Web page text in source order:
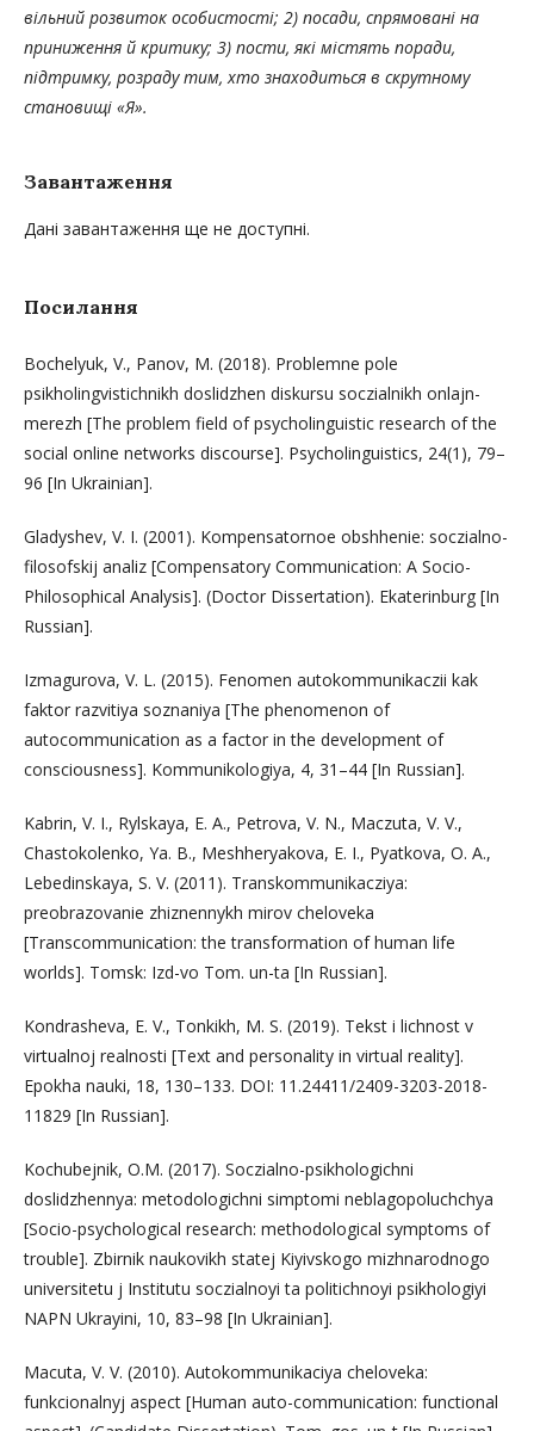
вільний розвиток особистості; 2) посади, спрямовані на
приниження й критику; 3) пости, які містять поради,
підтримку, розраду тим, хто знаходиться в скрутному
становищі «Я».
Завантаження
Дані завантаження ще не доступні.
Посилання
Bochelyuk, V., Panov, M. (2018). Problemne pole
psikholingvistichnikh doslidzhen diskursu soczialnikh onlajn-
merezh [The problem field of psycholinguistic research of the
social online networks discourse]. Psycholinguistics, 24(1), 79–
96 [In Ukrainian].
Gladyshev, V. I. (2001). Kompensatornoe obshhenie: soczialno-
filosofskij analiz [Compensatory Communication: A Socio-
Philosophical Analysis]. (Doctor Dissertation). Ekaterinburg [In
Russian].
Izmagurova, V. L. (2015). Fenomen autokommunikaczii kak
faktor razvitiya soznaniya [The phenomenon of
autocommunication as a factor in the development of
consciousness]. Kommunikologiya, 4, 31–44 [In Russian].
Kabrin, V. I., Rylskaya, E. A., Petrova, V. N., Maczuta, V. V.,
Chastokolenko, Ya. B., Meshheryakova, E. I., Pyatkova, O. A.,
Lebedinskaya, S. V. (2011). Transkommunikacziya:
preobrazovanie zhiznennykh mirov cheloveka
[Transcommunication: the transformation of human life
worlds]. Tomsk: Izd-vo Tom. un-ta [In Russian].
Kondrasheva, E. V., Tonkikh, M. S. (2019). Tekst i lichnost v
virtualnoj realnosti [Text and personality in virtual reality].
Epokha nauki, 18, 130–133. DOI: 11.24411/2409-3203-2018-
11829 [In Russian].
Kochubejnik, O.M. (2017). Soczialno-psikhologichni
doslidzhennya: metodologichni simptomi neblagopoluchchya
[Socio-psychological research: methodological symptoms of
trouble]. Zbirnik naukovikh statej Kiyivskogo mizhnarodnogo
universitetu j Institutu soczialnoyi ta politichnoyi psikhologiyi
NAPN Ukrayini, 10, 83–98 [In Ukrainian].
Macuta, V. V. (2010). Autokommunikaciya cheloveka:
funkcionalnyj aspect [Human auto-communication: functional